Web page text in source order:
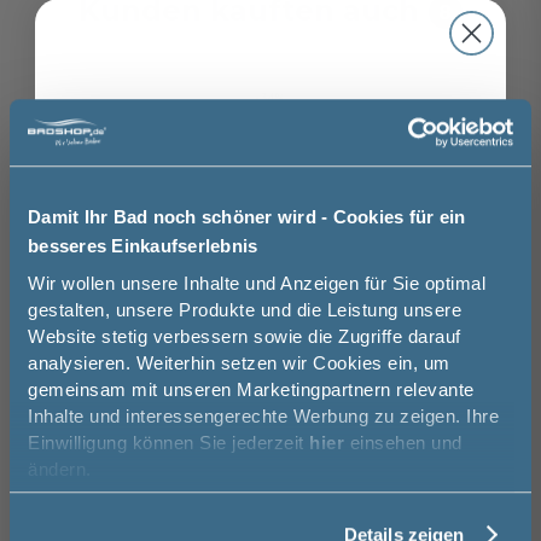
Damit Ihr Bad noch schöner wird - Cookies für ein
besseres Einkaufserlebnis
Wir wollen unsere Inhalte und Anzeigen für Sie optimal
gestalten, unsere Produkte und die Leistung unsere
Website stetig verbessern sowie die Zugriffe darauf
analysieren. Weiterhin setzen wir Cookies ein, um
gemeinsam mit unseren Marketingpartnern relevante
Inhalte und interessengerechte Werbung zu zeigen. Ihre
Einwilligung können Sie jederzeit hier einsehen und
ändern.
Details zeigen
-34%
Burgbad Handtuchhalter - 40,5 cm, zur
Montage am Waschtischunterschrank
127,33 €
33,5
Das könnte Sie auch
interessieren
16
Burgbad Handtuchhalter - 35 cm, zur
Jetzt 50 € sparen!
Melde Sie sich hier zu unserem
Newsletter an und sparen Sie
50€* auf Ihre Bestellung!